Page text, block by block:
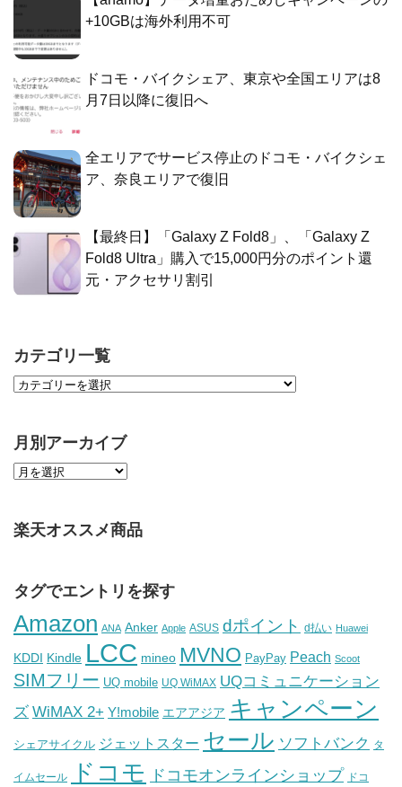
+10GBは海外利用不可
ドコモ・バイクシェア、東京や全国エリアは8
月7日以降に復旧へ
全エリアでサービス停止のドコモ・バイクシェ
ア、奈良エリアで復旧
【最終日】「Galaxy Z Fold8」、「Galaxy Z
Fold8 Ultra」購入で15,000円分のポイント還
元・アクセサリ割引
カテゴリ一覧
月別アーカイブ
楽天オススメ商品
タグでエントリを探す
Amazon ANA Anker Apple ASUS dポイント d払い Huawei
KDDI Kindle LCC mineo MVNO PayPay Peach Scoot
SIMフリー UQ mobile UQ WiMAX UQコミュニケーション
ズ WiMAX 2+ Y!mobile エアアジア キャンペーン
シェアサイクル ジェットスター セール ソフトバンク タ
イムセール ドコモ ドコモオンラインショップ ドコ